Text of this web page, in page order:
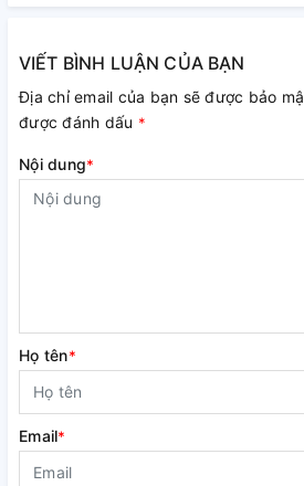
VIẾT BÌNH LUẬN CỦA BẠN
Địa chỉ email của bạn sẽ được bảo
được đánh dấu *
Nội dung*
Họ tên*
Email*